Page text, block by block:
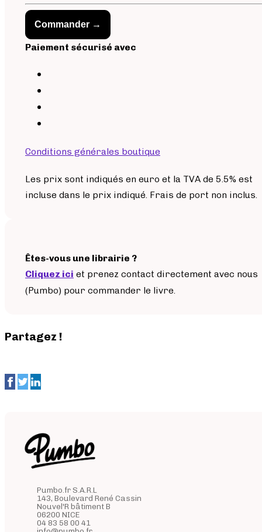
Commander →
Paiement sécurisé avec
Conditions générales boutique
Les prix sont indiqués en euro et la TVA de 5.5% est
incluse dans le prix indiqué. Frais de port non inclus.
Êtes-vous une librairie ?
Cliquez ici et prenez contact directement avec nous
(Pumbo) pour commander le livre.
Partagez !
Pumbo.fr S.A.R.L
143, Boulevard René Cassin
Nouvel'R bâtiment B
06200 NICE
04 83 58 00 41